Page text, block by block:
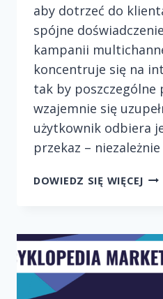
aby dotrzeć do
spójne
kampanii
koncentruje się na
tak by poszczególne
wzajemnie się
użytkownik odbiera
przekaz –
DOWIEDZ SIĘ WIĘCEJ